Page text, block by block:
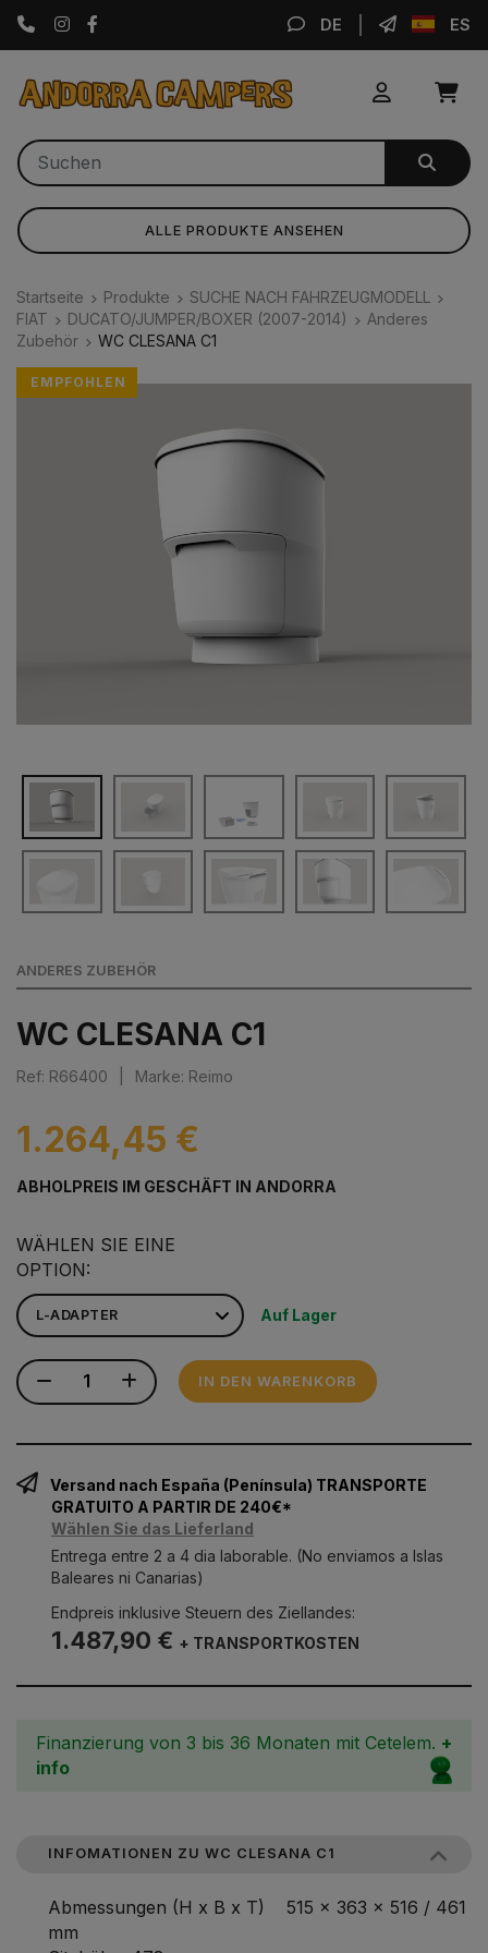
Instagram DE ES
ALLE PRODUKTE ANSEHEN
Startseite Produkte
SUCHE NACH FAHRZEUGMODELL
FIAT
DUCATO/JUMPER/BOXER (2007-2014)
Anderes
Zubehör
WC CLESANA C1
EMPFOHLEN
ANDERES ZUBEHÖR
WC CLESANA C1
Ref: R66400 Marke: Reimo
1.264,45 €
ABHOLPREIS IM GESCHÄFT IN ANDORRA
WÄHLEN SIE EINE
OPTION:
Auf Lager
IN DEN WARENKORB
Versand nach España (Península) TRANSPORTE
GRATUITO A PARTIR DE 240€*
Wählen Sie das Lieferland
Entrega entre 2 a 4 dia laborable. (No enviamos a Islas
Baleares ni Canarias)
Endpreis inklusive Steuern des Ziellandes:
1.487,90 € + TRANSPORTKOSTEN
Finanzierung von 3 bis 36 Monaten mit Cetelem. +
info
INFOMATIONEN ZU WC CLESANA C1
Abmessungen (H x B x T) 515 x 363 x 516 / 461
mm